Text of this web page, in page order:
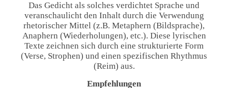
Das Gedicht als solches verdichtet Sprache und
veranschaulicht den Inhalt durch die Verwendung
rhetorischer Mittel (z.B. Metaphern (Bildsprache),
Anaphern (Wiederholungen), etc.). Diese lyrischen
Texte zeichnen sich durch eine strukturierte Form
(Verse, Strophen) und einen spezifischen Rhythmus
(Reim) aus.
Empfehlungen